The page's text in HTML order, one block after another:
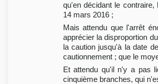
qu'en décidant le
14 mars 2016 ;
Mais attendu que l'arrêt
apprécier la disproportion
la caution jusqu'à la date
cautionnement ; que le
Et attendu qu'il n'y a pas
cinquième branches, qui